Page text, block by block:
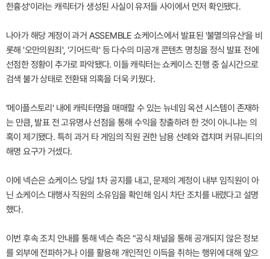
한흉성'이라는 캐릭터가 생성된 사실이 유저들 사이에서 먼저 확인됐다.
나아가 해당 계정이 과거 ASSEMBLE 쇼케이스에서 발표된 '불멸의유산'을 비
롯해 '오만의원죄', '기어드락' 등 다수의 미공개 콘텐츠 명칭을 정식 발표 전에
선점한 정황이 추가로 파악됐다. 이들 캐릭터는 쇼케이스 진행 중 실시간으로
검색 불가 상태로 전환돼 의혹을 더욱 키웠다.
'메이플스토리' 내에 캐릭터명을 매매할 수 있는 뉴네임 옥션 시스템이 존재하
는 만큼, 발표 전 고유명사 선점을 통해 수익을 창출하려 한 것이 아니냐는 의
혹이 제기됐다. 특히 과거 타 게임의 직원 권한 남용 선례와 겹치며 커뮤니티의
해명 요구가 거셌다.
이에 넥슨은 쇼케이스 당일 1차 공지를 내고, 문제의 계정이 내부 임직원이 아
닌 쇼케이스 대행사 직원의 소유임을 확인해 임시 차단 조치를 내렸다고 설명
했다.
이번 후속 조치 안내를 통해 넥슨 측은 "공식 채널을 통해 공개되지 않은 정보
를 외부에 전파하거나 이를 활용해 개인적인 이득을 취하는 행위에 대해 앞으